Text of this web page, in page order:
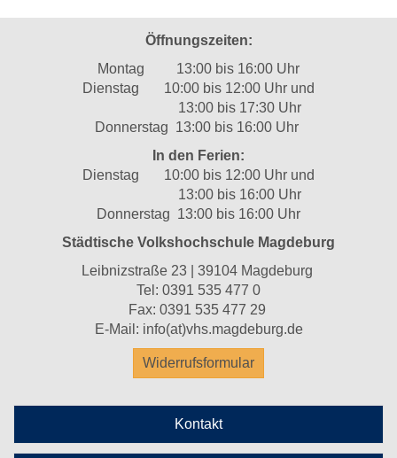
Öffnungszeiten:
Montag 13:00 bis 16:00 Uhr
Dienstag 10:00 bis 12:00 Uhr und
13:00 bis 17:30 Uhr
Donnerstag 13:00 bis 16:00 Uhr
In den Ferien:
Dienstag 10:00 bis 12:00 Uhr und
13:00 bis 16:00 Uhr
Donnerstag 13:00 bis 16:00 Uhr
Städtische Volkshochschule Magdeburg
Leibnizstraße 23 | 39104 Magdeburg
Tel: 0391 535 477 0
Fax: 0391 535 477 29
E-Mail: info(at)vhs.magdeburg.de
Widerrufsformular
Kontakt